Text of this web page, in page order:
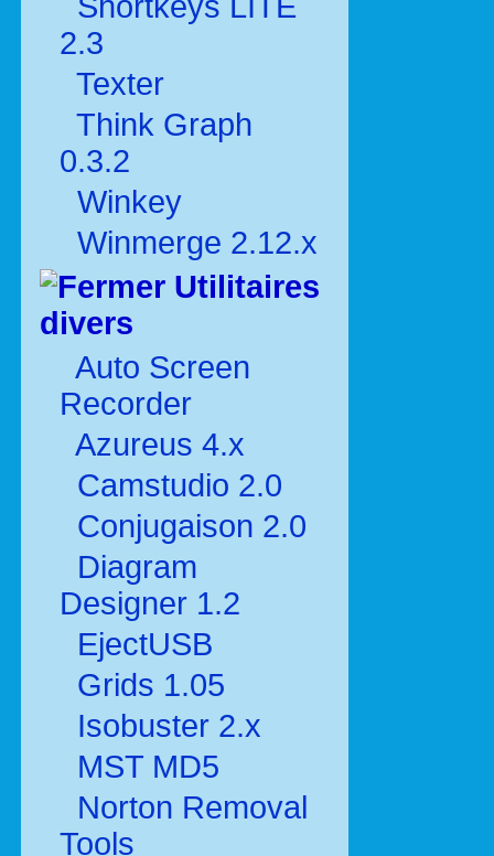
2.3
Texter
Think Graph
0.3.2
Winkey
Winmerge 2.12.x
Utilitaires
divers
Auto Screen
Recorder
Azureus 4.x
Camstudio 2.0
Conjugaison 2.0
Diagram
Designer 1.2
EjectUSB
Grids 1.05
Isobuster 2.x
MST MD5
Norton Removal
Tools